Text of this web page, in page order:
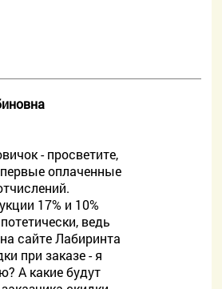
- просветите,
оплаченные
17% и 10%
ведь
сайте Лабиринта
при заказе - я
А какие будут